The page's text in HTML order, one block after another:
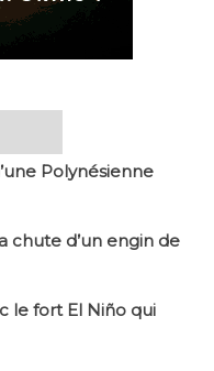
Polynésienne
chute d’un engin de
le fort El Niño qui